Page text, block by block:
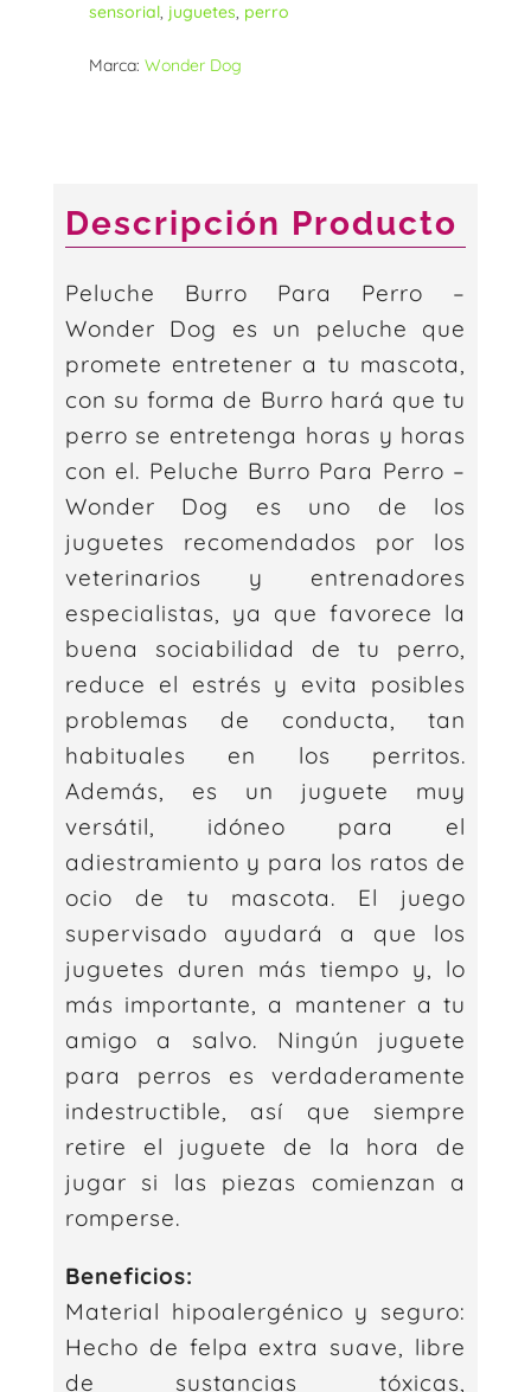
sensorial, juguetes, perro
Marca: Wonder Dog
Descripción Producto
Peluche Burro Para Perro –
Wonder Dog es un peluche que
promete entretener a tu mascota,
con su forma de Burro hará que tu
perro se entretenga horas y horas
con el. Peluche Burro Para Perro –
Wonder Dog es uno de los
juguetes recomendados por los
veterinarios y entrenadores
especialistas, ya que favorece la
buena sociabilidad de tu perro,
reduce el estrés y evita posibles
problemas de conducta, tan
habituales en los perritos.
Además, es un juguete muy
versátil, idóneo para el
adiestramiento y para los ratos de
ocio de tu mascota. El juego
supervisado ayudará a que los
juguetes duren más tiempo y, lo
más importante, a mantener a tu
amigo a salvo. Ningún juguete
para perros es verdaderamente
indestructible, así que siempre
retire el juguete de la hora de
jugar si las piezas comienzan a
romperse.
Beneficios:
Material hipoalergénico y seguro:
Hecho de felpa extra suave, libre
de sustancias tóxicas,